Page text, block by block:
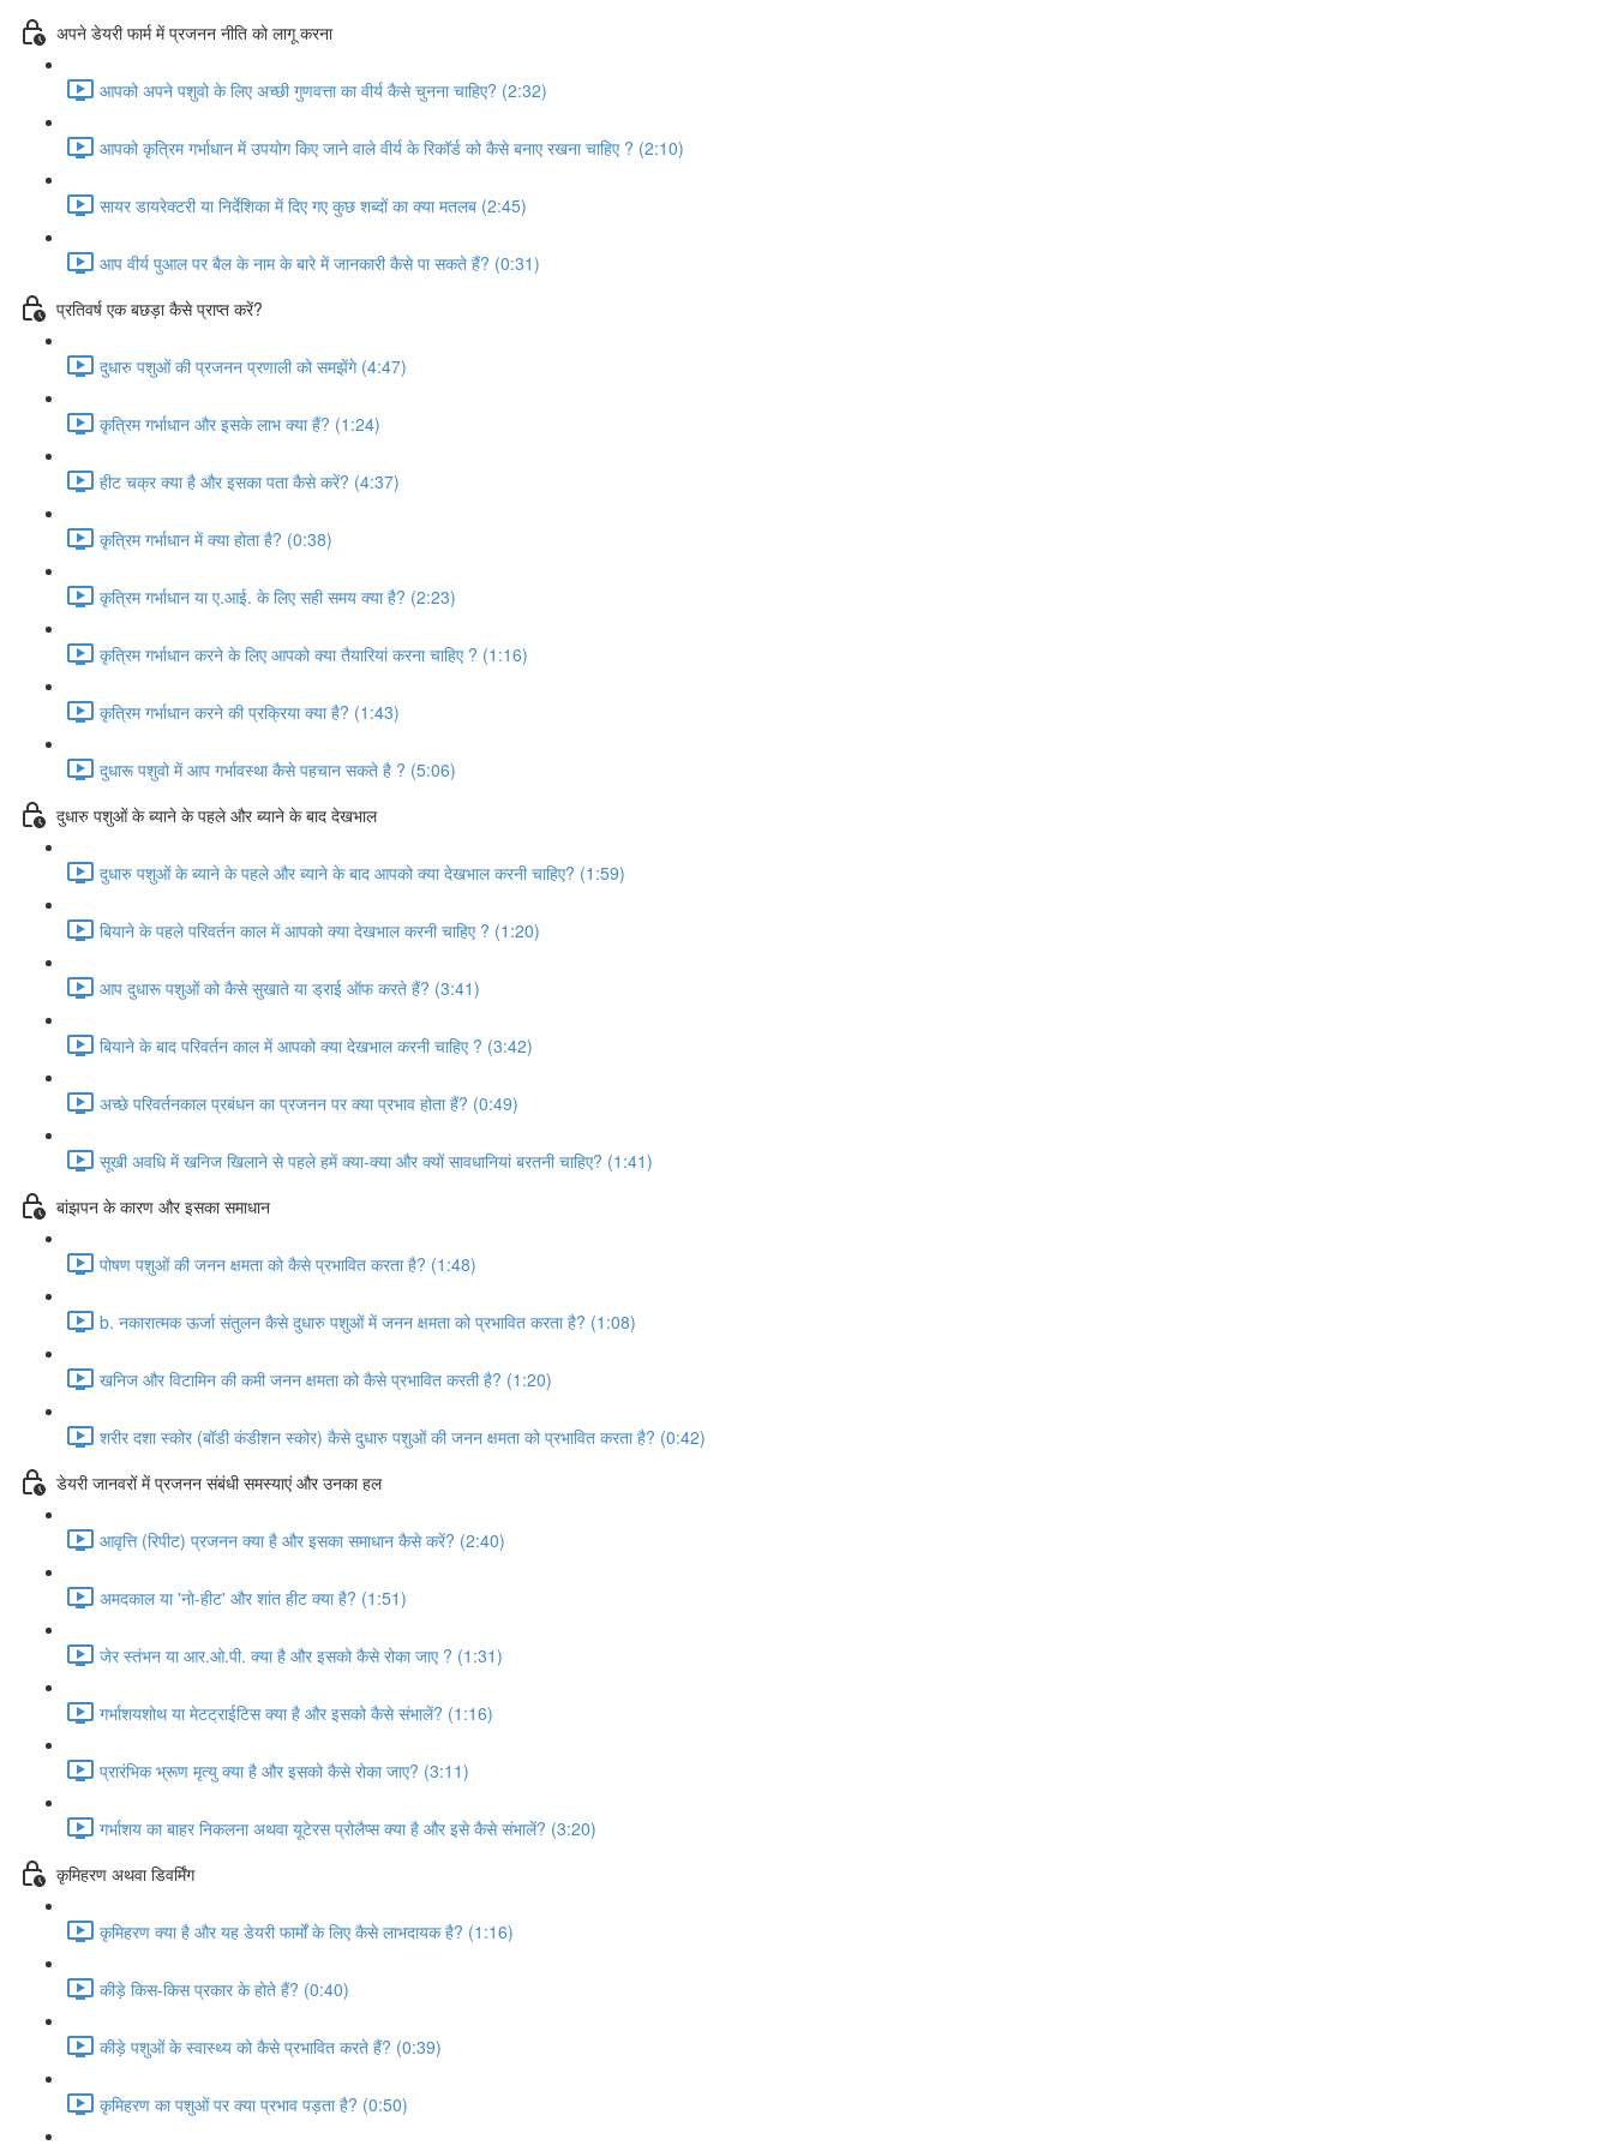
अपने डेयरी फार्म में प्रजनन नीति को लागू करना
आपको अपने पशुवो के लिए अच्छी गुणवत्ता का वीर्य कैसे चुनना चाहिए? (2:32)
आपको कृत्रिम गर्भाधान में उपयोग किए जाने वाले वीर्य के रिकॉर्ड को कैसे बनाए रखना चाहिए ? (2:10)
सायर डायरेक्टरी या निर्देशिका में दिए गए कुछ शब्दों का क्या मतलब (2:45)
आप वीर्य पुआल पर बैल के नाम के बारे में जानकारी कैसे पा सकते हैं? (0:31)
प्रतिवर्ष एक बछड़ा कैसे प्राप्त करें?
दुधारु पशुओं की प्रजनन प्रणाली को समझेंगे (4:47)
कृत्रिम गर्भाधान और इसके लाभ क्या हैं? (1:24)
हीट चक्र क्या है और इसका पता कैसे करें? (4:37)
कृत्रिम गर्भाधान में क्या होता है? (0:38)
कृत्रिम गर्भाधान या ए.आई. के लिए सही समय क्या है? (2:23)
कृत्रिम गर्भाधान करने के लिए आपको क्या तैयारियां करना चाहिए ? (1:16)
कृत्रिम गर्भाधान करने की प्रक्रिया क्या है? (1:43)
दुधारू पशुवो में आप गर्भावस्था कैसे पहचान सकते है ? (5:06)
दुधारु पशुओं के ब्याने के पहले और ब्याने के बाद देखभाल
दुधारु पशुओं के ब्याने के पहले और ब्याने के बाद आपको क्या देखभाल करनी चाहिए? (1:59)
बियाने के पहले परिवर्तन काल में आपको क्या देखभाल करनी चाहिए ? (1:20)
आप दुधारू पशुओं को कैसे सुखाते या ड्राई ऑफ करते हैं? (3:41)
बियाने के बाद परिवर्तन काल में आपको क्या देखभाल करनी चाहिए ? (3:42)
अच्छे परिवर्तनकाल प्रबंधन का प्रजनन पर क्या प्रभाव होता हैं? (0:49)
सूखी अवधि में खनिज खिलाने से पहले हमें क्या-क्या और क्यों सावधानियां बरतनी चाहिए? (1:41)
बांझपन के कारण और इसका समाधान
पोषण पशुओं की जनन क्षमता को कैसे प्रभावित करता है? (1:48)
b. नकारात्मक ऊर्जा संतुलन कैसे दुधारु पशुओं में जनन क्षमता को प्रभावित करता है? (1:08)
खनिज और विटामिन की कमी जनन क्षमता को कैसे प्रभावित करती है? (1:20)
शरीर दशा स्कोर (बॉडी कंडीशन स्कोर) कैसे दुधारु पशुओं की जनन क्षमता को प्रभावित करता है? (0:42)
डेयरी जानवरों में प्रजनन संबंधी समस्याएं और उनका हल
आवृत्ति (रिपीट) प्रजनन क्या है और इसका समाधान कैसे करें? (2:40)
अमदकाल या 'नो-हीट' और शांत हीट क्या है? (1:51)
जेर स्तंभन या आर.ओ.पी. क्या है और इसको कैसे रोका जाए ? (1:31)
गर्भाशयशोथ या मेटट्राईटिस क्या है और इसको कैसे संभालें? (1:16)
प्रारंभिक भ्रूण मृत्यु क्या है और इसको कैसे रोका जाए? (3:11)
गर्भाशय का बाहर निकलना अथवा यूटेरस प्रोलैप्स क्या है और इसे कैसे संभालें? (3:20)
कृमिहरण अथवा डिवर्मिंग
कृमिहरण क्या है और यह डेयरी फार्मों के लिए कैसे लाभदायक है? (1:16)
कीड़े किस-किस प्रकार के होते हैं? (0:40)
कीड़े पशुओं के स्वास्थ्य को कैसे प्रभावित करते हैं? (0:39)
कृमिहरण का पशुओं पर क्या प्रभाव पड़ता है? (0:50)